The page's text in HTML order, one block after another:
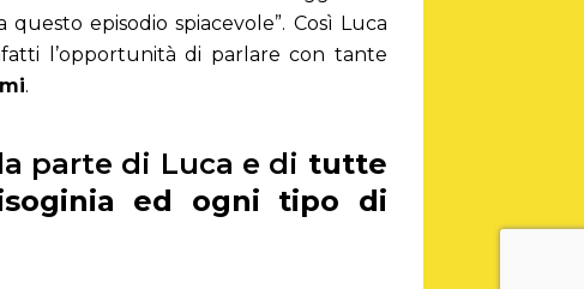
episodio spiacevole”. Così Luca
l’opportunità di parlare con tante
.
parte di Luca e di tutte
ed ogni tipo di